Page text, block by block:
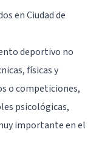
en Ciudad de
deportivo no
físicas y
o competiciones,
psicológicas,
importante en el